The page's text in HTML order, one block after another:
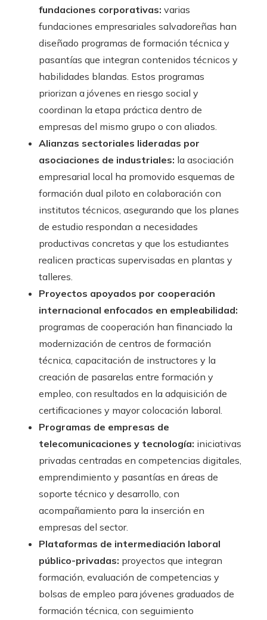
fundaciones corporativas: varias
fundaciones empresariales salvadoreñas han
diseñado programas de formación técnica y
pasantías que integran contenidos técnicos y
habilidades blandas. Estos programas
priorizan a jóvenes en riesgo social y
coordinan la etapa práctica dentro de
empresas del mismo grupo o con aliados.
Alianzas sectoriales lideradas por
asociaciones de industriales: la asociación
empresarial local ha promovido esquemas de
formación dual piloto en colaboración con
institutos técnicos, asegurando que los planes
de estudio respondan a necesidades
productivas concretas y que los estudiantes
realicen practicas supervisadas en plantas y
talleres.
Proyectos apoyados por cooperación
internacional enfocados en empleabilidad:
programas de cooperación han financiado la
modernización de centros de formación
técnica, capacitación de instructores y la
creación de pasarelas entre formación y
empleo, con resultados en la adquisición de
certificaciones y mayor colocación laboral.
Programas de empresas de
telecomunicaciones y tecnología: iniciativas
privadas centradas en competencias digitales,
emprendimiento y pasantías en áreas de
soporte técnico y desarrollo, con
acompañamiento para la inserción en
empresas del sector.
Plataformas de intermediación laboral
público-privadas: proyectos que integran
formación, evaluación de competencias y
bolsas de empleo para jóvenes graduados de
formación técnica, con seguimiento